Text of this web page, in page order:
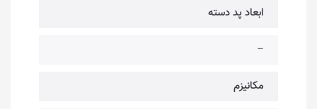
ابعاد پد دسته
–
مکانیزم